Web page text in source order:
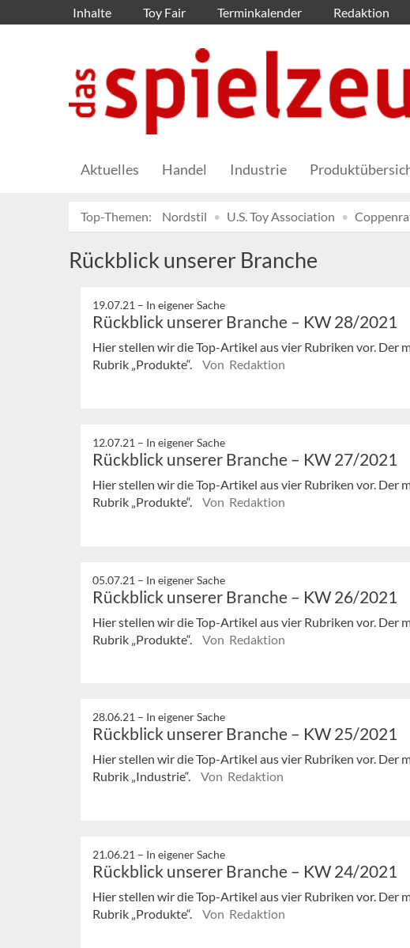
Inhalte Toy Fair Terminkalender Redaktion
Aktuelles Handel Industrie
Top-Themen: Nordstil U.S. Toy Association
Rückblick unserer Branche
19.07.21 – In eigener Sache
Rückblick unserer Branche – KW 28/2021
Hier stellen wir die Top-Artikel aus vier Rubriken vor. Der
Rubrik „Produkte“.
Von Redaktion
12.07.21 – In eigener Sache
Rückblick unserer Branche – KW 27/2021
Hier stellen wir die Top-Artikel aus vier Rubriken vor. Der
Rubrik „Produkte“.
Von Redaktion
05.07.21 – In eigener Sache
Rückblick unserer Branche – KW 26/2021
Hier stellen wir die Top-Artikel aus vier Rubriken vor. Der
Rubrik „Produkte“.
Von Redaktion
28.06.21 – In eigener Sache
Rückblick unserer Branche – KW 25/2021
Hier stellen wir die Top-Artikel aus vier Rubriken vor. Der
Rubrik „Industrie“.
Von Redaktion
21.06.21 – In eigener Sache
Rückblick unserer Branche – KW 24/2021
Hier stellen wir die Top-Artikel aus vier Rubriken vor. Der
Rubrik „Produkte“.
Von Redaktion